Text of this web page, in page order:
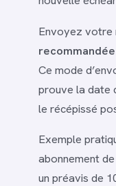
Envoyez votre
Ce mode
prouve la date
le récépissé
Exemple
abonnement
un préavis de